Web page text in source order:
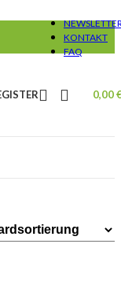
KONTAKT
FAQ
0,00